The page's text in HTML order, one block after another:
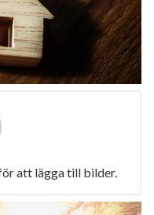
att lägga till bilder.